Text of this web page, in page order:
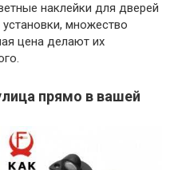
наклейки для дверей
множество
цена делают их
прямо в вашей